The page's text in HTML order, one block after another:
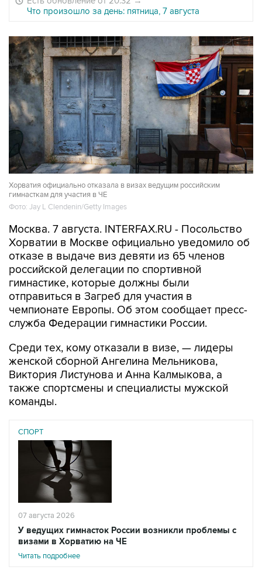
Что произошло за день: пятница, 7 августа
Хорватия официально отказала в визах ведущим российским
гимнасткам для участия в ЧЕ
Фото: Jay L Clendenin/Getty Images
Москва. 7 августа. INTERFAX.RU - Посольство
Хорватии в Москве официально уведомило об
отказе в выдаче виз девяти из 65 членов
российской делегации по спортивной
гимнастике, которые должны были
отправиться в Загреб для участия в
чемпионате Европы. Об этом сообщает пресс-
служба Федерации гимнастики России.
Среди тех, кому отказали в визе, — лидеры
женской сборной Ангелина Мельникова,
Виктория Листунова и Анна Калмыкова, а
также спортсмены и специалисты мужской
команды.
СПОРТ
07 августа 2026
У ведущих гимнасток России возникли проблемы с
визами в Хорватию на ЧЕ
Читать подробнее